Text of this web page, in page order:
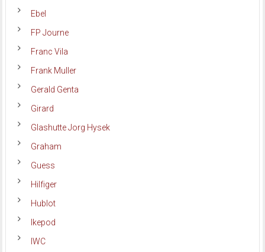
Ebel
FP Journe
Franc Vila
Frank Muller
Gerald Genta
Girard
Glashutte Jorg Hysek
Graham
Guess
Hilfiger
Hublot
Ikepod
IWC